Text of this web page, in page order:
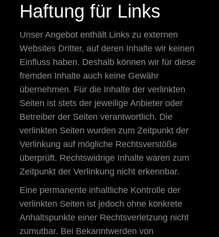
Haftung für Links
Unser Angebot enthält Links zu externen
Websites Dritter, auf deren Inhalte wir keinen
Einfluss haben. Deshalb können wir für diese
fremden Inhalte auch keine Gewähr
übernehmen. Für die Inhalte der verlinkten
Seiten ist stets der jeweilige Anbieter oder
Betreiber der Seiten verantwortlich. Die
verlinkten Seiten wurden zum Zeitpunkt der
Verlinkung auf mögliche Rechtsverstöße
überprüft. Rechtswidrige Inhalte waren zum
Zeitpunkt der Verlinkung nicht erkennbar.
Eine permanente inhaltliche Kontrolle der
verlinkten Seiten ist jedoch ohne konkrete
Anhaltspunkte einer Rechtsverletzung nicht
zumutbar. Bei Bekanntwerden von